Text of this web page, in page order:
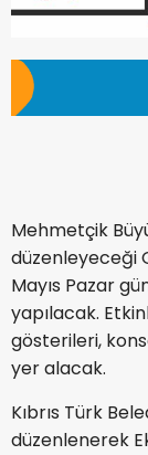
Mehmetçik
düzenleyeceği
Mayıs Pazar
yapılacak.
gösterileri,
yer alacak.
Kıbrıs Türk
düzenlenerek